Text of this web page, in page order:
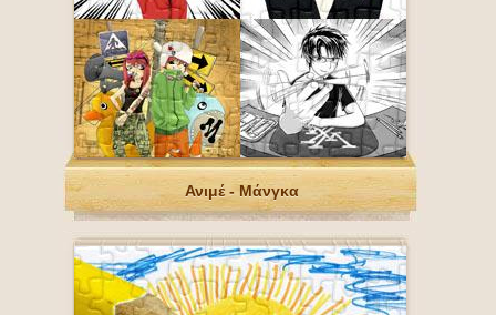
Ανιμέ - Μάνγκα